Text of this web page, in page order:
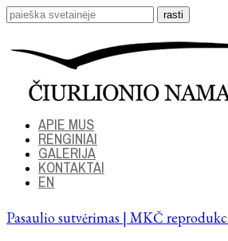
APIE MUS
RENGINIAI
GALERIJA
KONTAKTAI
EN
Pasaulio sutvėrimas | MKČ